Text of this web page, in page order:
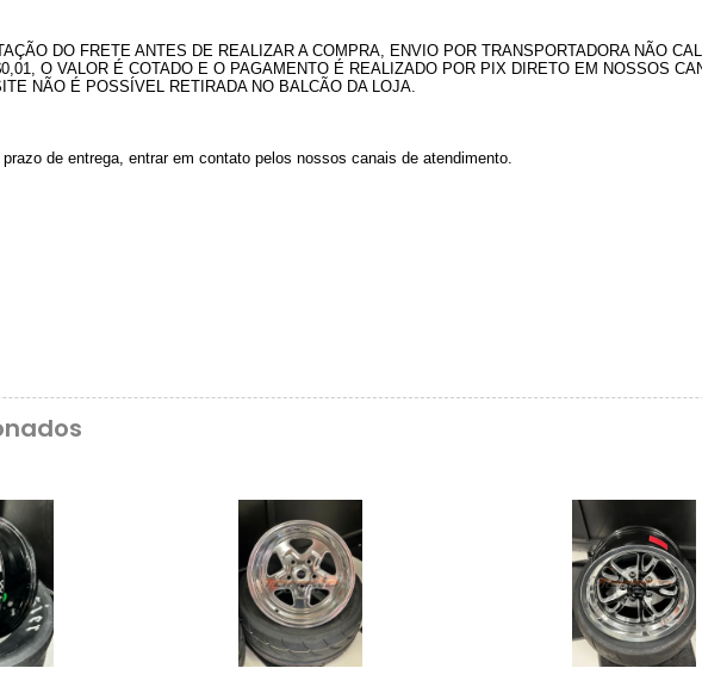
DO FRETE ANTES DE REALIZAR A COMPRA, ENVIO POR TRANSPORTADORA NÃO
O VALOR É COTADO E O PAGAMENTO É REALIZADO POR PIX DIRETO EM NOSSOS
NÃO É POSSÍVEL RETIRADA NO BALCÃO DA LOJA.
de entrega, entrar em contato pelos nossos canais de atendimento.